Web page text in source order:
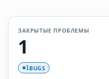
ЗАКРЫТЫЕ ПРОБЛЕМЫ
1
1BUGS